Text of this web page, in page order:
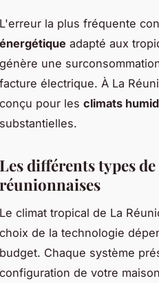
L'erreur la plus fréquente
énergétique adapté aux
génère une
facture électrique. À La
conçu pour les climats
substantielles.
Les différents types
réunionnaises
Le climat tropical de La
choix de la technologie
budget. Chaque système
configuration de votre